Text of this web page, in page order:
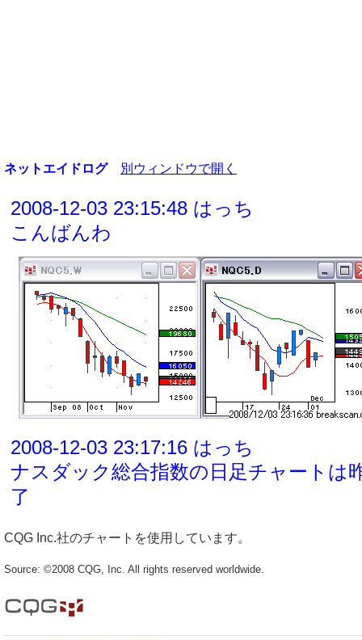
ネットエイドログ 別ウィンドウで開く
CQG Inc.社のチャートを使用しています。
Source: ©2008 CQG, Inc. All rights reserved worldwide.